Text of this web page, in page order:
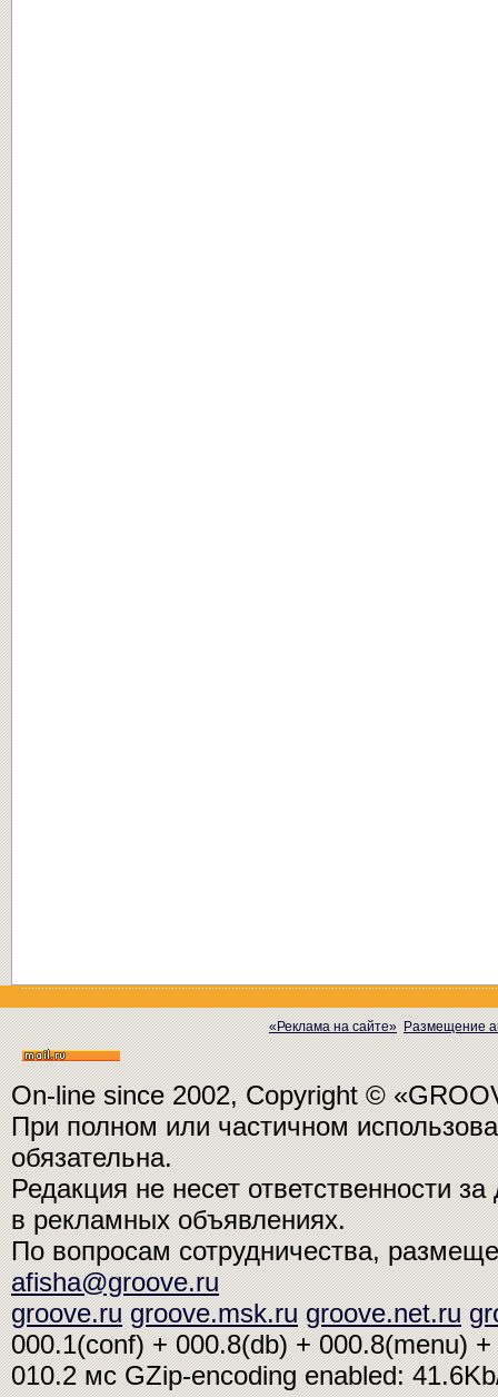
«Реклама на сайте» Размещение
On-line since 2002, Copyright ©
При полном или частичном
обязательна.
Редакция не несет ответственности
в рекламных объявлениях.
По вопросам сотрудничества,
afisha@groove.ru
groove.ru groove.msk.ru groove.net.ru
000.1(conf) + 000.8(db) + 000.8(menu)
010.2 мсGZip-encoding enabled: